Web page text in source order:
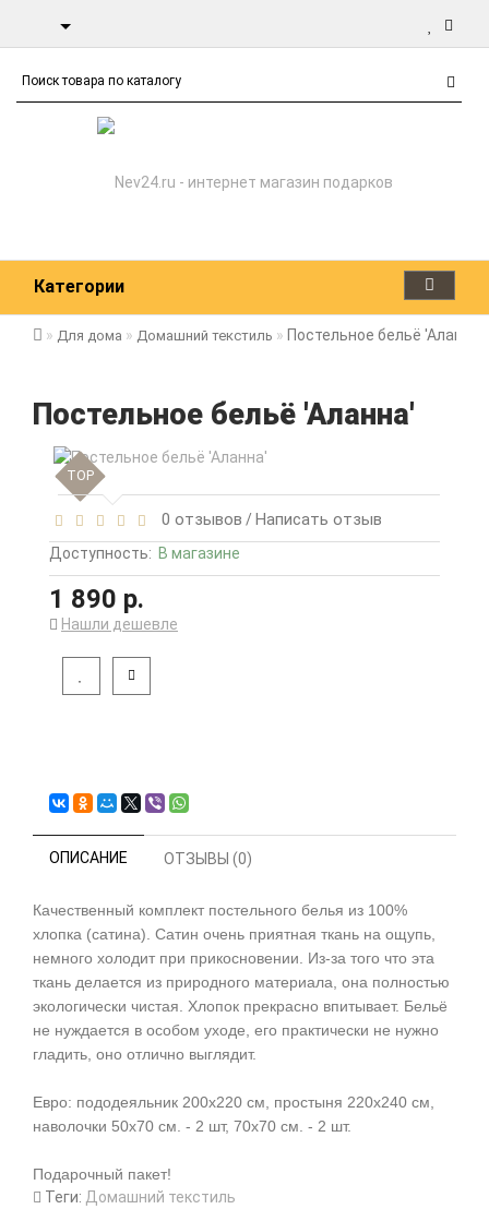
Категории
Для дома Домашний текстиль Постельное бельё 'Аланна'
Постельное бельё 'Аланна'
TOP
0 отзывов /Написать отзыв
Доступность: В магазине
1 890 р.
Нашли дешевле
ОПИСАНИЕ ОТЗЫВЫ (0)
Качественный комплект постельного белья из 100%
хлопка (сатина). Сатин очень приятная ткань на ощупь,
немного холодит при прикосновении. Из-за того что эта
ткань делается из природного материала, она полностью
экологически чистая. Хлопок прекрасно впитывает. Бельё
не нуждается в особом уходе, его практически не нужно
гладить, оно отлично выглядит.
Евро: пододеяльник 200х220 см, простыня 220х240 см,
наволочки 50х70 см. - 2 шт, 70х70 см. - 2 шт.
Подарочный пакет!
Теги: Домашний текстиль